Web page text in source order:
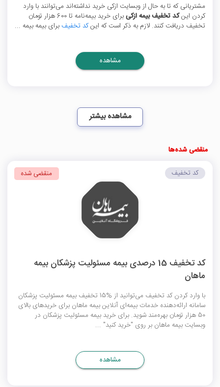
مشتریانی که تا به حال از وبسایت ازکی خرید نداشته‌اند می‌توانند با وارد
کردن اینکد تخفیف بیمه ازکی
برای خرید بیمه‌نامه تا 600 هزار تومان
تخفیف دریافت کنند. لازم به ذکر است که اینکد تخفیف برای بیمه بیمه ...
مشاهده
مشاهده بیشتر
منقضی شده‌ها
کد تخفیف 15 درصدی بیمه مسئولیت پزشکان بیمه
ماهان
با وارد کردن کد تخفیف می‌توانید از %15 تخفیف بیمه مسئولیت پزشکان
سامانه ارائه‌دهنده خدمات بیمه‌ای آنلاین بیمه ماهان برای خریدهای بالای
50 هزار تومان بهره‌مند شوید. برای خرید بیمه مسئولیت پزشکان در
وبسایت بیمه ماهان بر روی "خرید کنید" ...
کد تخفیف منقضی شده
مشاهده